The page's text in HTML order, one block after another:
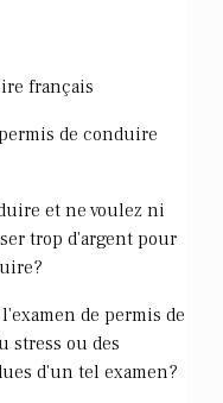
français
de conduire
et ne voulez ni
trop d'argent pour
de permis de
stress ou des
d'un tel examen?